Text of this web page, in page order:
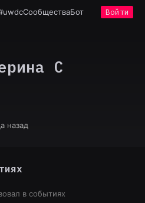
СообществаБот Войти
С
назад
в событиях